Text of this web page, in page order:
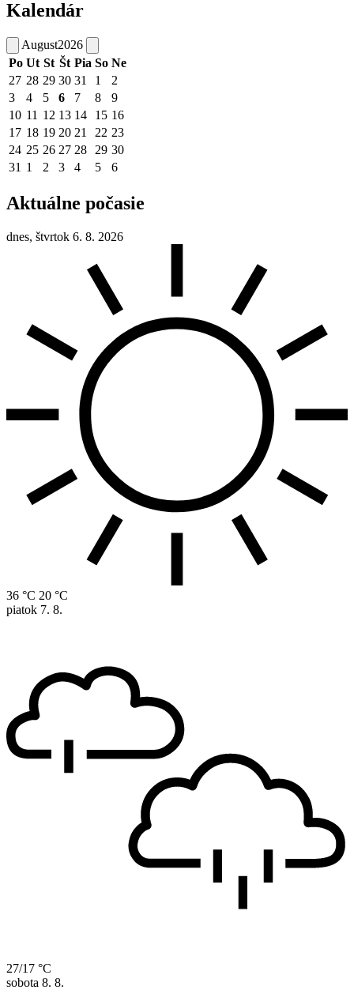
Kalendár
August2026
Po Ut St Št Pia So Ne
27 28 29 30 31 1
2
3
4 5 6 7 8
9
10 11 12 13 14 15 16
17 18 19 20 21 22 23
24 25 26 27 28 29 30
31 1 2 3 4 5 6
Aktuálne počasie
dnes, štvrtok 6. 8. 2026
36 °C 20 °C
piatok 7. 8.
27/17 °C
sobota 8. 8.